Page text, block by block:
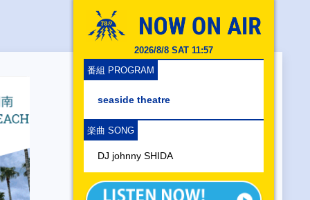
2026/8/8 SAT 11:57
番組 PROGRAM
seaside theatre
楽曲 SONG
DJ johnny SHIDA